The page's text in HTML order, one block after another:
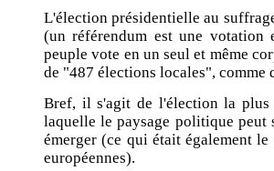
L'élection présidentielle au
(un référendum est une
peuple vote en un seul et même
de "487 élections locales", comme
Bref, il s'agit de l'élection la plus
laquelle le paysage politique
émerger (ce qui était également
européennes).